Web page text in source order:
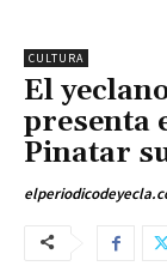
CULTURA
El
presenta
Pinatar